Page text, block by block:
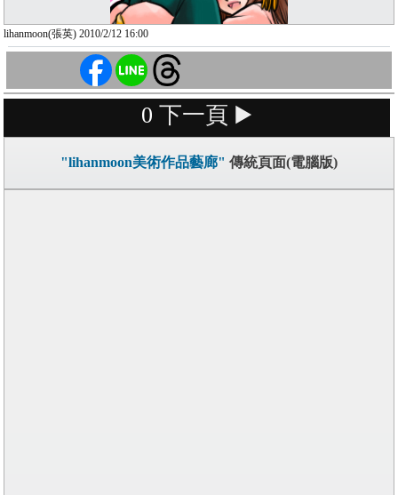
lihanmoon(張英) 2010/2/12 16:00
0 下一頁 ▶️
"lihanmoon美術作品藝廊" 傳統頁面(電腦版)